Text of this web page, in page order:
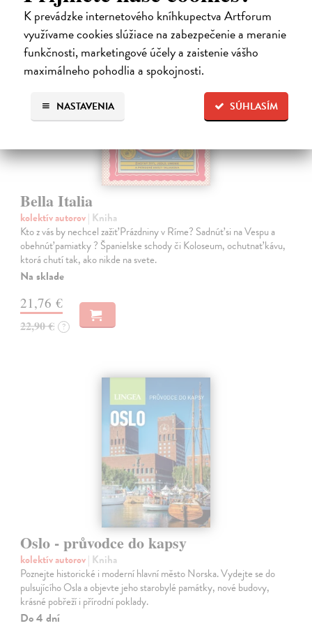
K prevádzke internetového kníhkupectva Artforum
využívame cookies slúžiace na zabezpečenie a meranie
funkčnosti, marketingové účely a zaistenie vášho
maximálneho pohodlia a spokojnosti.
SÚHLASÍM
NASTAVENIA
Bella Italia
kolektív autorov| Kniha
Kto z vás by nechcel zažiť Prázdniny v Ríme? Sadnúť si na Vespu a
obehnúť pamiatky ? Španielske schody či Koloseum, ochutnať kávu,
ktorá chutí tak, ako nikde na svete.
Na sklade
21,76 €
22,90 € ?
Oslo - průvodce do kapsy
kolektív autorov| Kniha
Poznejte historické i moderní hlavní město Norska. Vydejte se do
pulsujícího Osla a objevte jeho starobylé památky, nové budovy,
krásné pobřeží i přírodní poklady.
Do 4 dní